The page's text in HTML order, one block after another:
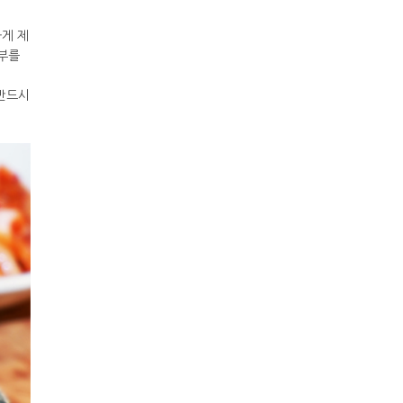
제
를
시